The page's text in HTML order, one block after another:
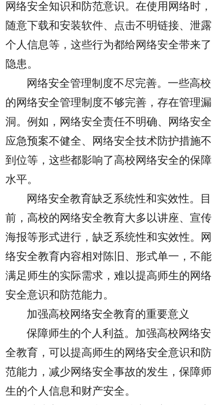
网络安全知识和防范意识。在使用网络时，
随意下载和安装软件、点击不明链接、泄露
个人信息等，这些行为都给网络安全带来了
隐患。
网络安全管理制度不尽完善。一些高校
的网络安全管理制度不够完善，存在管理漏
洞。例如，网络安全责任不明确、网络安全
应急预案不健全、网络安全技术防护措施不
到位等，这些都影响了高校网络安全的保障
水平。
网络安全教育缺乏系统性和实效性。目
前，高校的网络安全教育大多以讲座、宣传
海报等形式进行，缺乏系统性和实效性。网
络安全教育内容相对陈旧、形式单一，不能
满足师生的实际需求，难以提高师生的网络
安全意识和防范能力。
加强高校网络安全教育的重要意义
保障师生的个人利益。加强高校网络安
全教育，可以提高师生的网络安全意识和防
范能力，减少网络安全事故的发生，保障师
生的个人信息和财产安全。